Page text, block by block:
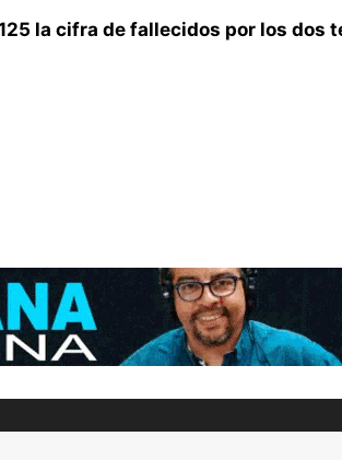
la cifra de fallecidos por los dos